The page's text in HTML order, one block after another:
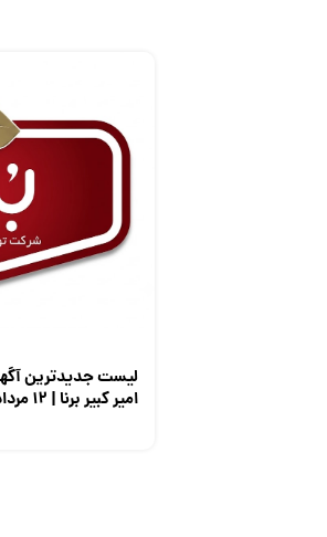
لیست جدیدترین
امیر کبیر برنا | ۱۲ مرداد ۱۴۰۵